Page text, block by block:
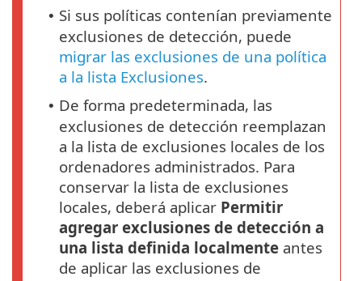
• Si sus políticas contenían previamente
exclusiones de detección, puede
migrar las exclusiones de una política
a la lista Exclusiones.
• De forma predeterminada, las
exclusiones de detección reemplazan
a la lista de exclusiones locales de los
ordenadores administrados. Para
conservar la lista de exclusiones
locales, deberá aplicar Permitir
agregar exclusiones de detección a
una lista definida localmente antes
de aplicar las exclusiones de